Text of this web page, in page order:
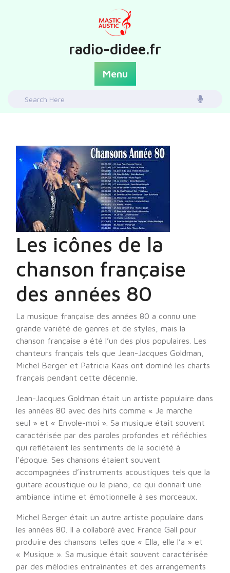
radio-didee.fr
Menu
Search
Les icônes de la
chanson française
des années 80
La musique française des années 80 a connu une
grande variété de genres et de styles, mais la
chanson française a été l’un des plus populaires. Les
chanteurs français tels que Jean-Jacques Goldman,
Michel Berger et Patricia Kaas ont dominé les charts
français pendant cette décennie.
Jean-Jacques Goldman était un artiste populaire dans
les années 80 avec des hits comme « Je marche
seul » et « Envole-moi ». Sa musique était souvent
caractérisée par des paroles profondes et réfléchies
qui reflétaient les sentiments de la société à
l’époque. Ses chansons étaient souvent
accompagnées d’instruments acoustiques tels que la
guitare acoustique ou le piano, ce qui donnait une
ambiance intime et émotionnelle à ses morceaux.
Michel Berger était un autre artiste populaire dans
les années 80. Il a collaboré avec France Gall pour
produire des chansons telles que « Ella, elle l’a » et
« Musique ». Sa musique était souvent caractérisée
par des mélodies entraînantes et des arrangements